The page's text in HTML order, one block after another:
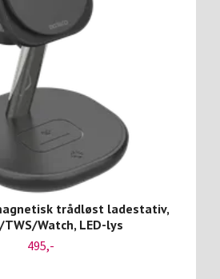
trådløst ladestativ,
Watch, LED-lys
495,-